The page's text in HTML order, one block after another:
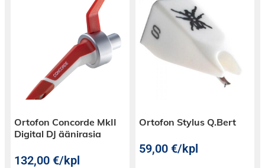
Ortofon Concorde MkII
Digital DJ äänirasia
132,00€/kpl
Ortofon Stylus Q.Bert
59,00€/kpl